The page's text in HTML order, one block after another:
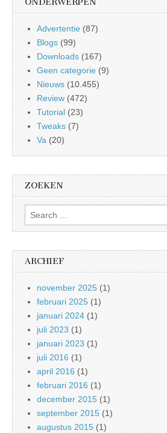
ONDERWERPEN
Advertentie (87)
Blogs (99)
Downloads (167)
Geen categorie (9)
Nieuws (10.455)
Review (472)
Tutorial (23)
Tweaks (7)
Va (20)
ZOEKEN
Search
for:
ARCHIEF
november 2025 (1)
februari 2025 (1)
januari 2024 (1)
juli 2023 (1)
januari 2023 (1)
juli 2016 (1)
april 2016 (1)
februari 2016 (1)
december 2015 (1)
september 2015 (1)
augustus 2015 (1)